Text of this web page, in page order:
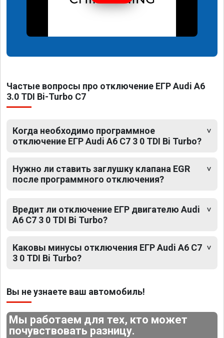
Частые вопросы про отключение ЕГР Audi A6
3.0 TDI Bi-Turbo C7
Когда необходимо программное
отключение ЕГР Audi A6 C7 3 0 TDI Bi Turbo?
Нужно ли ставить заглушку клапана EGR
после программного отключения?
Вредит ли отключение ЕГР двигателю Audi
A6 C7 3 0 TDI Bi Turbo?
Каковы минусы отключения ЕГР Audi A6 C7
3 0 TDI Bi Turbo?
Вы не узнаете ваш автомобиль!
Мы работаем для тех, кто может
почувствовать разницу.